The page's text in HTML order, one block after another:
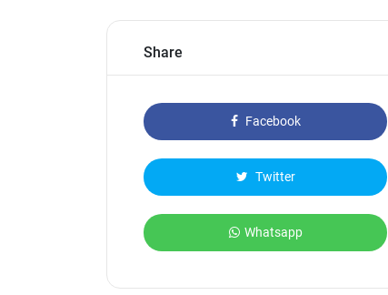
Share
Facebook
Twitter
Whatsapp